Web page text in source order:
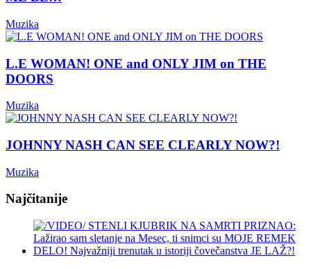
Muzika
L.E WOMAN! ONE and ONLY JIM on THE
DOORS
Muzika
JOHNNY NASH CAN SEE CLEARLY NOW?!
Muzika
Najčitanije